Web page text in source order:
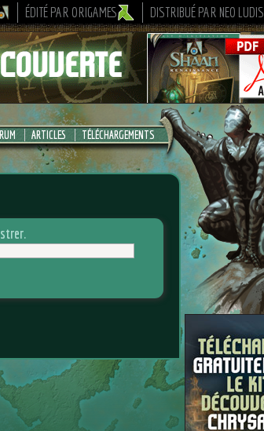
ÉDITÉ PAR ORIGAMES DISTRIBUÉ PAR NEO LUDIS
ARTICLES TÉLÉCHARGEMENTS